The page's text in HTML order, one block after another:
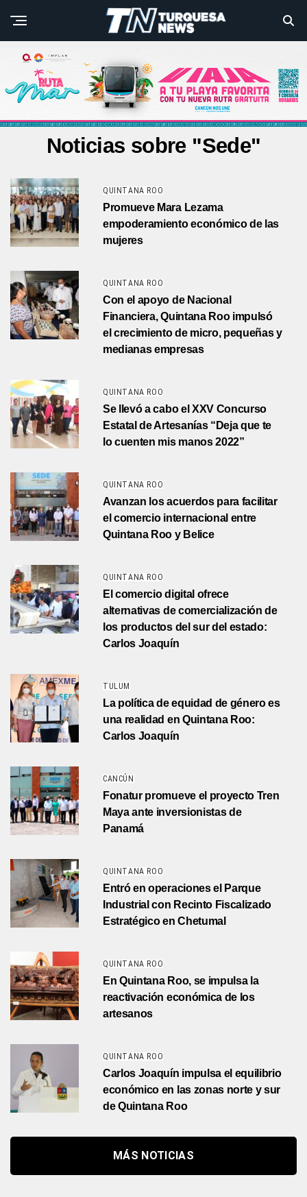
Noticias sobre "Sede"
QUINTANA ROO
Promueve Mara Lezama
empoderamiento económico de las
mujeres
QUINTANA ROO
Con el apoyo de Nacional
Financiera, Quintana Roo impulsó
el crecimiento de micro, pequeñas y
medianas empresas
QUINTANA ROO
Se llevó a cabo el XXV Concurso
Estatal de Artesanías “Deja que te
lo cuenten mis manos 2022”
QUINTANA ROO
Avanzan los acuerdos para facilitar
el comercio internacional entre
Quintana Roo y Belice
QUINTANA ROO
El comercio digital ofrece
alternativas de comercialización de
los productos del sur del estado:
Carlos Joaquín
TULUM
La política de equidad de género es
una realidad en Quintana Roo:
Carlos Joaquín
CANCÚN
Fonatur promueve el proyecto Tren
Maya ante inversionistas de
Panamá
QUINTANA ROO
Entró en operaciones el Parque
Industrial con Recinto Fiscalizado
Estratégico en Chetumal
QUINTANA ROO
En Quintana Roo, se impulsa la
reactivación económica de los
artesanos
QUINTANA ROO
Carlos Joaquín impulsa el equilibrio
económico en las zonas norte y sur
de Quintana Roo
MÁS NOTICIAS